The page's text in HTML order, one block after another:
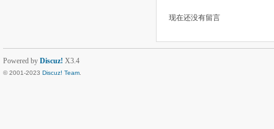
现在还没有留言
Powered by Discuz! X3.4
© 2001-2023 Discuz! Team